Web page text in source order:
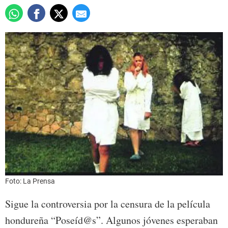
Foto: La Prensa
Sigue la controversia por la censura de la película
hondureña “Poseíd@s”. Algunos jóvenes esperaban